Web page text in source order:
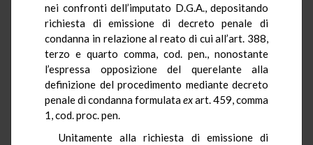
nei confronti dell’imputato D.G.A., depositando
richiesta di emissione di decreto penale di
condanna in relazione al reato di cui all’art. 388,
terzo e quarto comma, cod. pen., nonostante
l’espressa opposizione del querelante alla
definizione del procedimento mediante decreto
penale di condanna formulataexart. 459, comma
1, cod. proc. pen.
Unitamente alla richiesta di emissione di